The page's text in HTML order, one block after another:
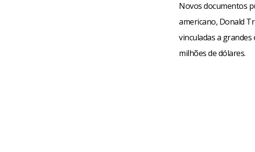
Novos documentos
americano, Donald
vinculadas a grandes
milhões de dólares.